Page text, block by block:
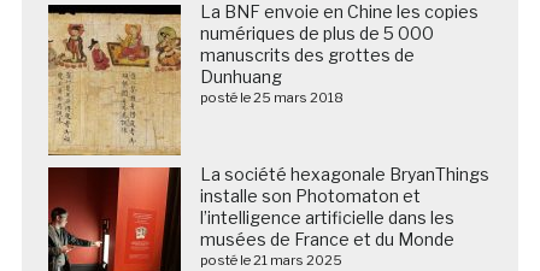
La BNF envoie en Chine les copies
numériques de plus de 5 000
manuscrits des grottes de
Dunhuang
posté le 25 mars 2018
La société hexagonale BryanThings
installe son Photomaton et
l’intelligence artificielle dans les
musées de France et du Monde
posté le 21 mars 2025